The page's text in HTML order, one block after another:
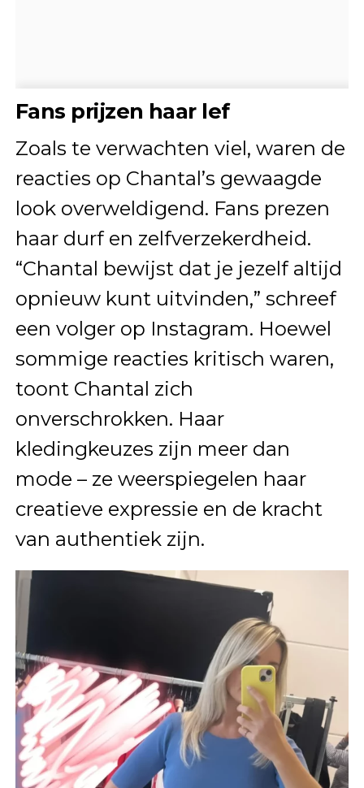
Fans prijzen haar lef
Zoals te verwachten viel, waren de
reacties op Chantal’s gewaagde
look overweldigend. Fans prezen
haar durf en zelfverzekerdheid.
“Chantal bewijst dat je jezelf altijd
opnieuw kunt uitvinden,” schreef
een volger op Instagram. Hoewel
sommige reacties kritisch waren,
toont Chantal zich
onverschrokken. Haar
kledingkeuzes zijn meer dan
mode – ze weerspiegelen haar
creatieve expressie en de kracht
van authentiek zijn.